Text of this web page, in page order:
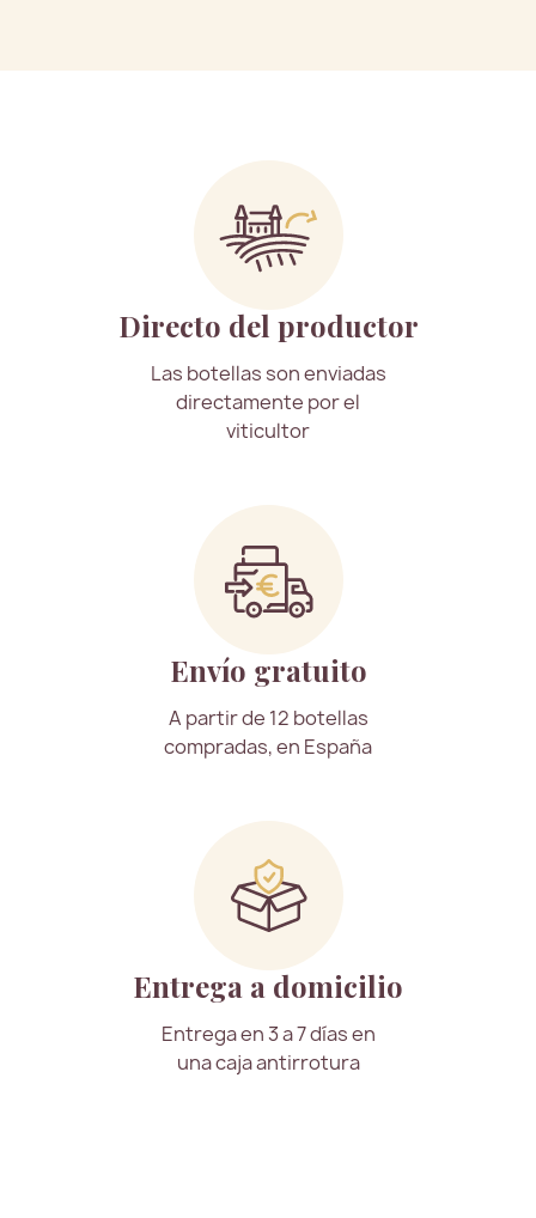
Directo del productor
Las botellas son enviadas
directamente por el
viticultor
Envío gratuito
A partir de 12 botellas
compradas, en España
Entrega a domicilio
Entrega en 3 a 7 días en
una caja antirrotura